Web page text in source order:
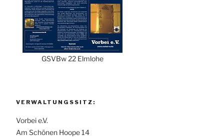
GSVBw 22 Elmlohe
VERWALTUNGSSITZ:
Vorbei e.V.
Am Schönen Hoope 14